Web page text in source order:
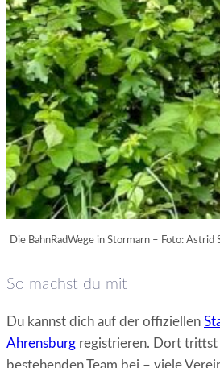
Die BahnRadWege in Stormarn – Foto: Astrid
So machst du mit
Du kannst dich auf der offiziellen
Ahrensburg registrieren. Dort trittst
bestehenden Team bei – viele